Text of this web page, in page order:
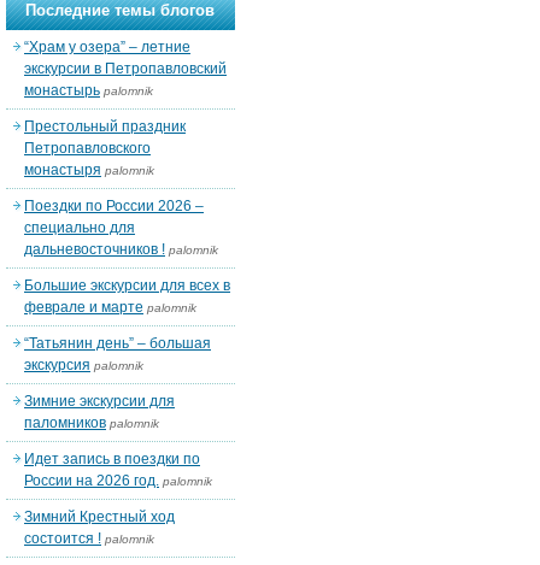
Последние темы блогов
“Храм у озера” – летние
экскурсии в Петропавловский
монастырь palomnik
Престольный праздник
Петропавловского
монастыря palomnik
Поездки по России 2026 –
специально для
дальневосточников ! palomnik
Большие экскурсии для всех в
феврале и марте palomnik
“Татьянин день” – большая
экскурсия palomnik
Зимние экскурсии для
паломников palomnik
Идет запись в поездки по
России на 2026 год. palomnik
Зимний Крестный ход
состоится ! palomnik